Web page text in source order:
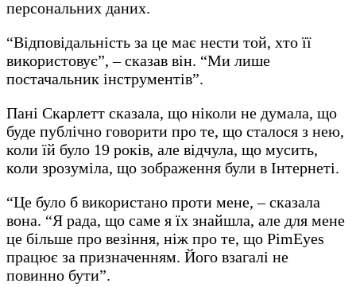
персональних даних.
“Відповідальність за це має нести той, хто її
використовує”, – сказав він. “Ми лише
постачальник інструментів”.
Пані Скарлетт сказала, що ніколи не думала, що
буде публічно говорити про те, що сталося з нею,
коли їй було 19 років, але відчула, що мусить,
коли зрозуміла, що зображення були в Інтернеті.
“Це було б використано проти мене, – сказала
вона. “Я рада, що саме я їх знайшла, але для мене
це більше про везіння, ніж про те, що PimEyes
працює за призначенням. Його взагалі не
повинно бути”.